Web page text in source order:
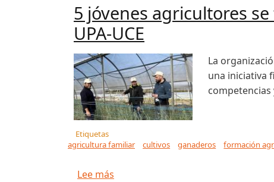
5 jóvenes agricultores
UPA-UCE
La
una iniciativa
competencias
Etiquetas
agricultura familiar
cultivos ganaderos formación
Lee más